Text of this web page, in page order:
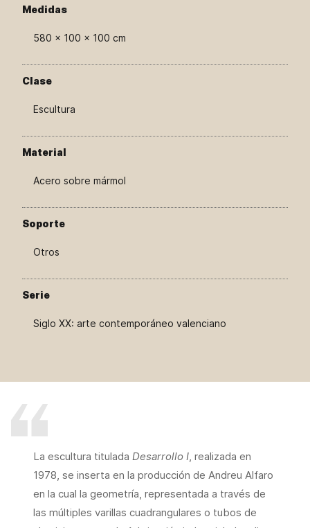
Medidas
580 × 100 × 100 cm
Clase
Escultura
Material
Acero sobre mármol
Soporte
Otros
Serie
Siglo XX: arte contemporáneo valenciano
La escultura titulada Desarrollo I, realizada en
1978, se inserta en la producción de Andreu Alfaro
en la cual la geometría, representada a través de
las múltiples varillas cuadrangulares o tubos de